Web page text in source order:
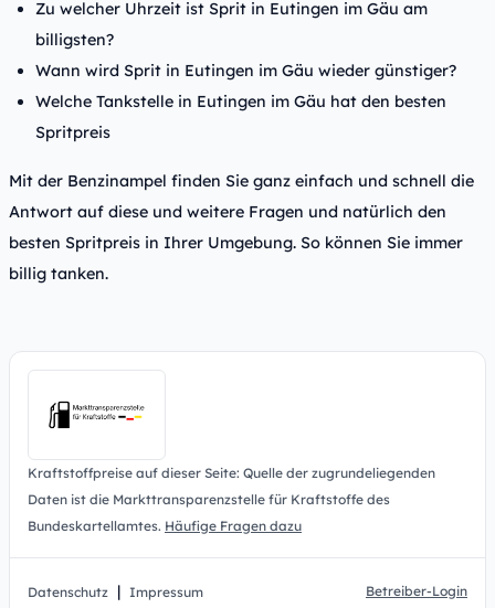
Zu welcher Uhrzeit ist Sprit in Eutingen im Gäu am
billigsten?
Wann wird Sprit in Eutingen im Gäu wieder günstiger?
Welche Tankstelle in Eutingen im Gäu hat den besten
Spritpreis
Mit der Benzinampel finden Sie ganz einfach und schnell die
Antwort auf diese und weitere Fragen und natürlich den
besten Spritpreis in Ihrer Umgebung. So können Sie immer
billig tanken.
Kraftstoffpreise auf dieser Seite: Quelle der zugrundeliegenden
Daten ist die Markttransparenzstelle für Kraftstoffe des
Bundeskartellamtes. Häufige Fragen dazu
Datenschutz | Impressum Betreiber-Login